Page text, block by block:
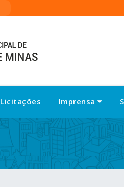
Licitações Imprensa